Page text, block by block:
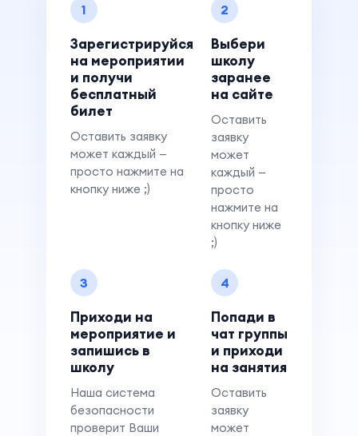
1
Зарегистрируйся
на мероприятии
и получи
бесплатный
билет
Оставить заявку
может каждый —
просто нажмите на
кнопку ниже ;)
2
Выбери
школу
заранее
на сайте
Оставить
заявку
может
каждый —
просто
нажмите на
кнопку ниже
;)
3
Приходи на
мероприятие и
запишись в
школу
Наша система
безопасности
проверит Ваши
4
Попади в
чат группы
и приходи
на занятия
Оставить
заявку
может